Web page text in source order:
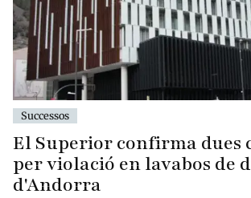
Successos
El Superior confirma dues
per violació en lavabos de
d'Andorra